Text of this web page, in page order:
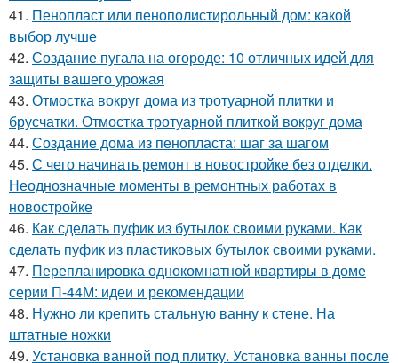
41. Пенопласт или пенополистирольный дом: какой
выбор лучше
42. Создание пугала на огороде: 10 отличных идей для
защиты вашего урожая
43. Отмостка вокруг дома из тротуарной плитки и
брусчатки. Отмостка тротуарной плиткой вокруг дома
44. Создание дома из пенопласта: шаг за шагом
45. С чего начинать ремонт в новостройке без отделки.
Неоднозначные моменты в ремонтных работах в
новостройке
46. Как сделать пуфик из бутылок своими руками. Как
сделать пуфик из пластиковых бутылок своими руками.
47. Перепланировка однокомнатной квартиры в доме
серии П-44М: идеи и рекомендации
48. Нужно ли крепить стальную ванну к стене. На
штатные ножки
49. Установка ванной под плитку. Установка ванны после